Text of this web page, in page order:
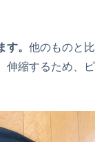
。 他のものと比
伸縮するため、ピ